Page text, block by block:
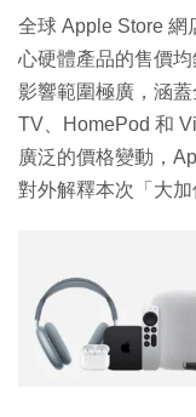
全球 Apple Store 網
心硬體產品的售價
影響範圍極廣，涵
TV、HomePod 和
廣泛的價格變動，
對外解釋本次「大加